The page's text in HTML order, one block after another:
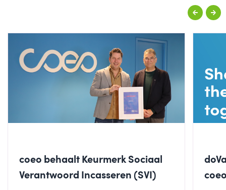
coeo behaalt Keurmerk Sociaal
Verantwoord Incasseren (SVI)